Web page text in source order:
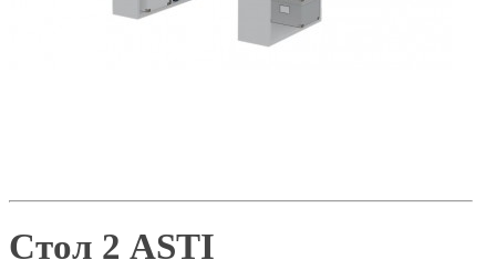
Стол 2 ASTI